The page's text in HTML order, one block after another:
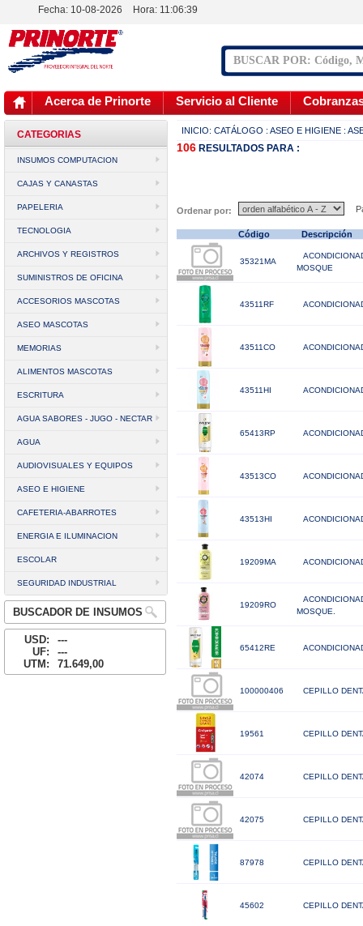
Fecha: 10-08-2026 Hora: 11:06:40
Acerca de Prinorte Servicio al Cliente
CATEGORIAS
INSUMOS COMPUTACION
CAJAS Y CANASTAS
PAPELERIA
TECNOLOGIA
ARCHIVOS Y REGISTROS
SUMINISTROS DE OFICINA
ACCESORIOS MASCOTAS
ASEO MASCOTAS
MEMORIAS
ALIMENTOS MASCOTAS
ESCRITURA
AGUA SABORES - JUGO - NECTAR
AGUA
AUDIOVISUALES Y EQUIPOS
ASEO E HIGIENE
CAFETERIA-ABARROTES
ENERGIA E ILUMINACION
ESCOLAR
SEGURIDAD INDUSTRIAL
BUSCADOR DE INSUMOS
USD:
---
UF:
---
UTM:
71.649,00
INICIO: CATÁLOGO : ASEO E HIGIENE :
106 RESULTADOS PARA :
Ordenar por:
Código Descripción
35321MA
MOSQUE
43511RF
43511CO
43511HI
65413RP
43513CO
43513HI
19209MA
19209RO
MOSQUE.
65412RE
100000406 CEPILLO
19561 CEPILLO
42074 CEPILLO
42075 CEPILLO
87978 CEPILLO
45602 CEPILLO